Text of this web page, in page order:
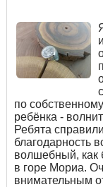
по
ребёнка -
Ребята
благодарность
волшебный, как
в горе Мориа.
внимательным